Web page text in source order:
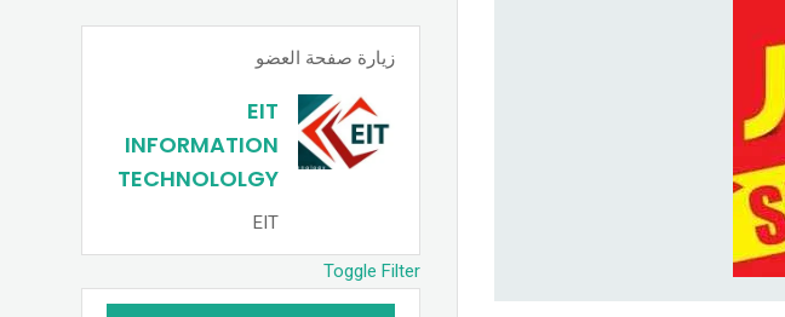
زيارة صفحة العضو
EIT
INFORMATION
TECHNOLOLGY
EIT
Toggle Filter